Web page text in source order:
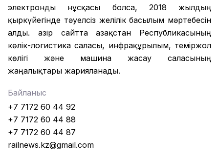
электронды нұсқасы болса, 2018 жылдың
қыркүйегінде тәуелсіз желілік басылым мәртебесін
алды. Қазір сайтта Қазақстан Республикасының
көлік-логистика саласы, инфрақұрылым, теміржол
көлігі және машина жасау саласының
жаңалықтары жарияланады.
Байланыс
+7 7172 60 44 92
+7 7172 60 44 88
+7 7172 60 44 87
railnews.kz@gmail.com